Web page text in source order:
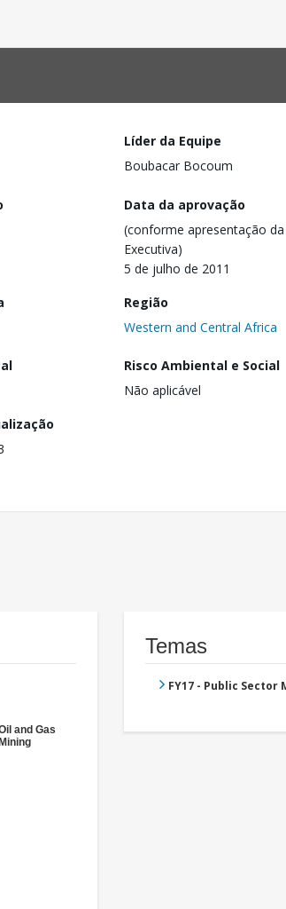
Líder da Equipe
Boubacar Bocoum
Data da aprovação
(conforme apresentação
Executiva)
5 de julho de 2011
Região
Western and Central Africa
Risco Ambiental e Social
Não aplicável
and Gas
Temas
FY17 - Public Sector